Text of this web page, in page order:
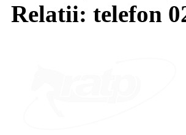
Relatii: telefon